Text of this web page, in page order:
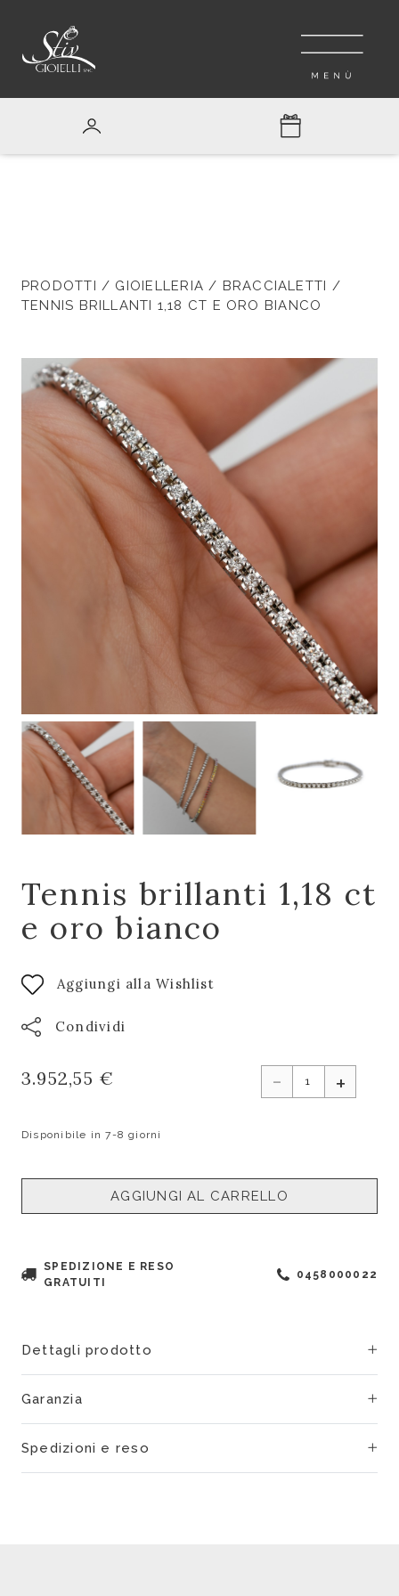
PRODOTTI / GIOIELLERIA / BRACCIALETTI /
TENNIS BRILLANTI 1,18 CT E ORO BIANCO
Tennis brillanti 1,18 ct
e oro bianco
Aggiungi alla Wishlist
Condividi
3.952,55 € - +
Disponibile in 7-8 giorni
AGGIUNGI AL CARRELLO
SPEDIZIONE E RESO
GRATUITI
0458000022
Dettagli prodotto
Garanzia
Spedizioni e reso